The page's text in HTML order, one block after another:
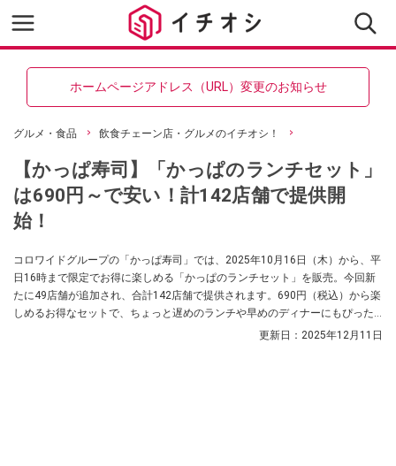
ホームページアドレス（URL）変更のお知らせ
グルメ・食品 飲食チェーン店・グルメのイチオシ！
【かっぱ寿司】「かっぱのランチセット」
は690円～で安い！計142店舗で提供開
始！
コロワイドグループの「かっぱ寿司」では、2025年10月16日（木）から、平
日16時まで限定でお得に楽しめる「かっぱのランチセット」を販売。今回新
たに49店舗が追加され、合計142店舗で提供されます。690円（税込）から楽
しめるお得なセットで、ちょっと遅めのランチや早めのディナーにもぴった
更新日： 2025年12月11日